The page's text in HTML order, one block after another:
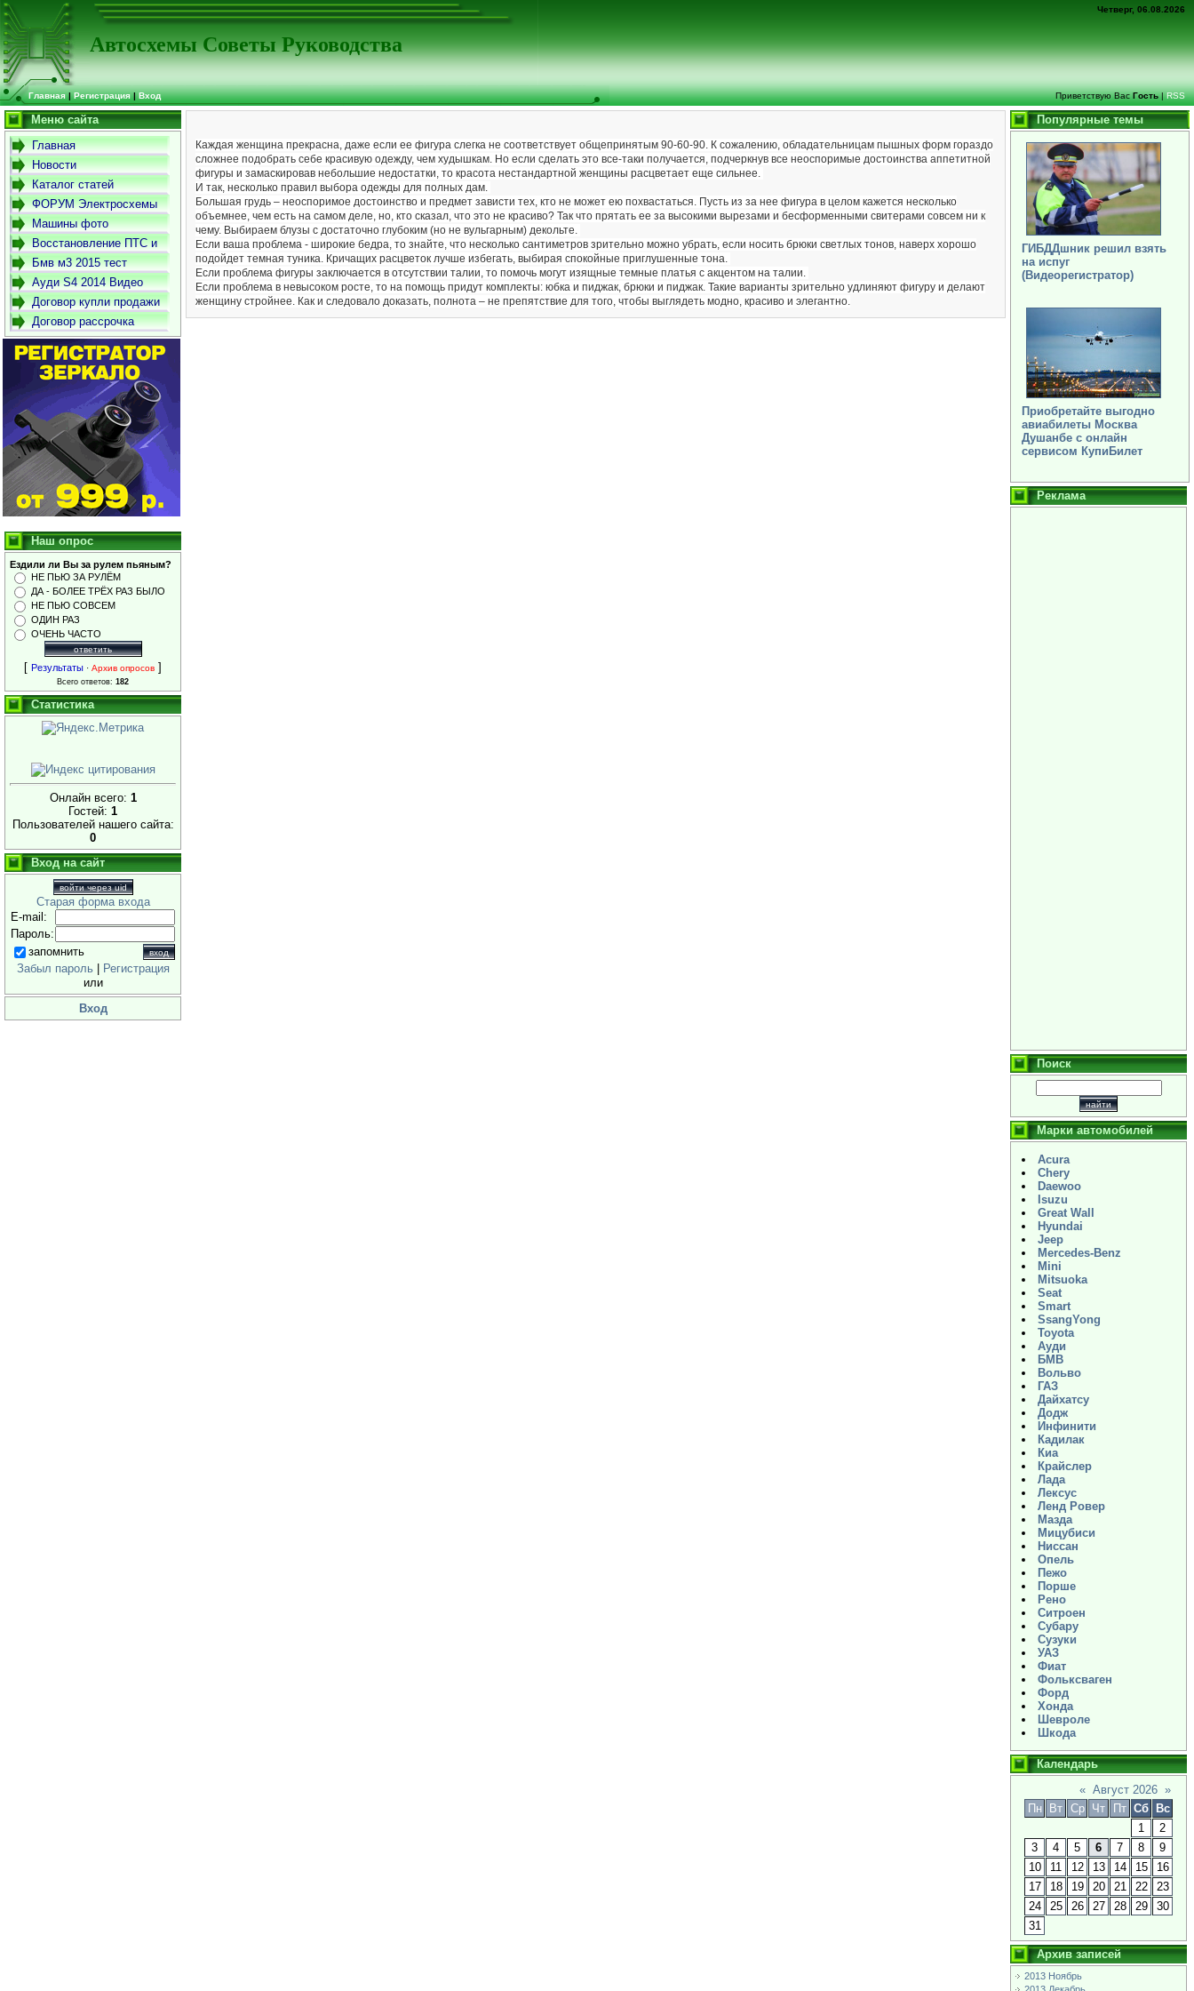
Четверг, 06.08.2026
Автосхемы Советы Руководства
Главная|Регистрация|Вход Приветствую Вас Гость|RSS
Меню сайта
Главная
Новости
Каталог статей
ФОРУМ Электросхемы
-Советы- Руководства
Машины фото
Восстановление ПТС и
СТСБмв м3 2015 тест
драйвАуди S4 2014 Видео
Договор купли продажи
автомобиля
Договор рассрочка
Наш опрос
Ездили ли Вы за рулем пьяным?
НЕ ПЬЮ ЗА РУЛЁМ
ДА - БОЛЕЕ ТРЁХ РАЗ БЫЛО
НЕ ПЬЮ СОВСЕМ
ОДИН РАЗ
ОЧЕНЬ ЧАСТО
[ Результаты · Архив опросов ]
Всего ответов: 182
Статистика
Онлайн всего: 1
Гостей: 1
Пользователей нашего сайта:
0
Вход на сайт
войти через uid
Старая форма входа
E-mail:
Пароль:
запомнить
Забыл пароль
Регистрация
или
Вход
Каждая женщина прекрасна, даже если ее фигура слегка не соответствует общепринятым 90-60-90. К сожалению, обладательницам пышных форм гораздо
сложнее подобрать себе красивую одежду, чем худышкам. Но если сделать это все-таки получается, подчеркнув все неоспоримые достоинства аппетитной
фигуры и замаскировав небольшие недостатки, то красота нестандартной женщины расцветает еще сильнее.
И так, несколько правил выбора одежды для полных дам.
Большая грудь – неоспоримое достоинство и предмет зависти тех, кто не может ею похвастаться. Пусть из за нее фигура в целом кажется несколько
объемнее, чем есть на самом деле, но, кто сказал, что это не красиво? Так что прятать ее за высокими вырезами и бесформенными свитерами совсем ни к
чему. Выбираем блузы с достаточно глубоким (но не вульгарным) декольте.
Если ваша проблема - широкие бедра, то знайте, что несколько сантиметров зрительно можно убрать, если носить брюки светлых тонов, наверх хорошо
подойдет темная туника. Кричащих расцветок лучше избегать, выбирая спокойные приглушенные тона.
Если проблема фигуры заключается в отсутствии талии, то помочь могут изящные темные платья с акцентом на талии.
Если проблема в невысоком росте, то на помощь придут комплекты: юбка и пиджак, брюки и пиджак. Такие варианты зрительно удлиняют фигуру и делают
женщину стройнее. Как и следовало доказать, полнота – не препятствие для того, чтобы выглядеть модно, красиво и элегантно.
Популярные темы
ГИБДДшник решил взять
на испуг
(Видеорегистратор)
Приобретайте выгодно
авиабилеты Москва
Душанбе с онлайн
сервисом КупиБилет
Реклама
Поиск
Марки автомобилей
Acura
Chery
Daewoo
Isuzu
Great Wall
Hyundai
Jeep
Mercedes-Benz
Mini
Mitsuoka
Seat
Smart
SsangYong
Toyota
Ауди
БМВ
Вольво
ГАЗ
Дайхатсу
Додж
Инфинити
Кадилак
Киа
Крайслер
Лада
Лексус
Ленд Ровер
Мазда
Мицубиси
Ниссан
Опель
Пежо
Порше
Рено
Ситроен
Субару
Сузуки
УАЗ
Фиат
Фольксваген
Форд
Хонда
Шевроле
Шкода
Календарь
« Август 2026 »
Пн
Вт Ср Чт Пт Сб
Вс
1
2
3
4 5 6 7 8
9
10
11 12 13 14 15
16
17
18 19 20 21 22
23
24
25 26 27 28 29
30
31
Архив записей
2013 Ноябрь